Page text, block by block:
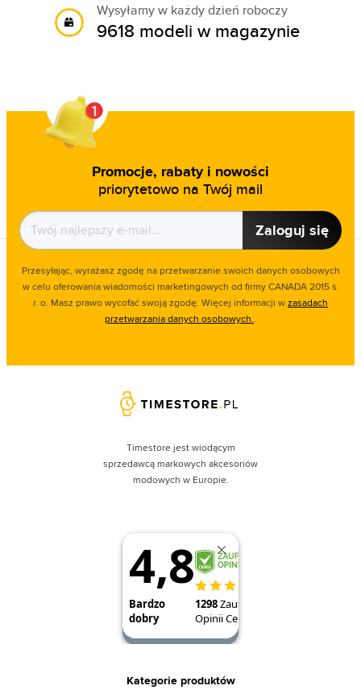
Wysyłamy w każdy dzień roboczy
9618 modeli w magazynie
Promocje, rabaty i nowości
priorytetowo na Twój mail
Zaloguj się
Przesyłając, wyrażasz zgodę na przetwarzanie swoich danych osobowych
w celu oferowania wiadomości marketingowych od firmy CANADA 2015 s.
r. o. Masz prawo wycofać swoją zgodę. Więcej informacji wzasadach
przetwarzania danych osobowych..
Timestore jest wiodącym
sprzedawcą markowych akcesoriów
modowych w Europie.
Kategorie produktów